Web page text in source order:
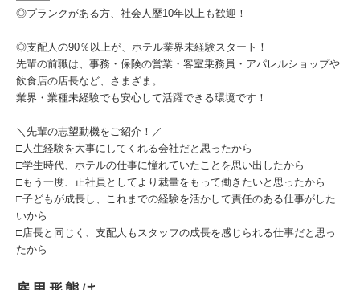
◎ブランクがある方、社会人歴10年以上も歓迎！
◎支配人の90％以上が、ホテル業界未経験スタート！
先輩の前職は、事務・保険の営業・客室乗務員・アパレルショップや
飲食店の店長など、さまざま。
業界・業種未経験でも安心して活躍できる環境です！
＼先輩の志望動機をご紹介！／
□人生経験を大事にしてくれる会社だと思ったから
□学生時代、ホテルの仕事に憧れていたことを思い出したから
□もう一度、正社員としてより裁量をもって働きたいと思ったから
□子どもが成長し、これまでの経験を活かして責任のある仕事がした
いから
□店長と同じく、支配人もスタッフの成長を感じられる仕事だと思っ
たから